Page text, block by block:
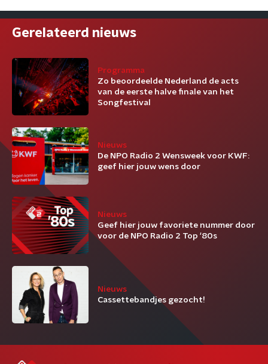
Gerelateerd nieuws
Programma
Zo beoordeelde Nederland de acts
van de eerste halve finale van het
Songfestival
Nieuws
De NPO Radio 2 Wensweek voor KWF:
geef hier jouw wens door
Nieuws
Geef hier jouw favoriete nummer door
voor de NPO Radio 2 Top '80s
Nieuws
Cassettebandjes gezocht!